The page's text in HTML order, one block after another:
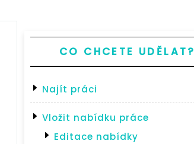
CO CHCETE UDĚLAT?
Najít práci
Vložit nabídku práce
Editace nabídky